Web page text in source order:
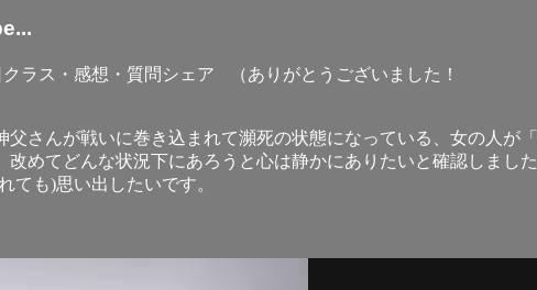
ス・感想・質問シェア （ありがとうございました！
さんが戦いに巻き込まれて瀕死の状態になっている、女の人が
めてどんな状況下にあろうと心は静かにありたいと確認しまし
ても)思い出したいです。